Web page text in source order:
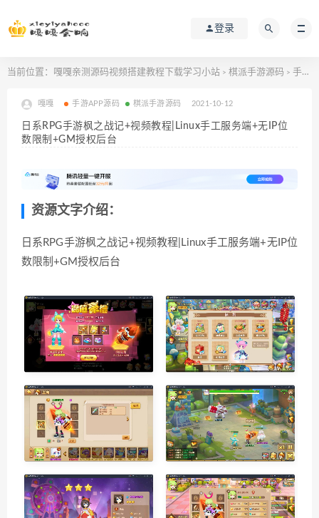
登录
当前位置： 嘎嘎亲测源码视频搭建教程下载学习小站 > 棋派手游源码 > 手游APP源码
嘎嘎 手游APP源码 棋派手游源码 2021-10-12
日系RPG手游枫之战记+视频教程|Linux手工服务端+无IP位
数限制+GM授权后台
资源文字介绍：
日系RPG手游枫之战记+视频教程|Linux手工服务端+无IP位
数限制+GM授权后台